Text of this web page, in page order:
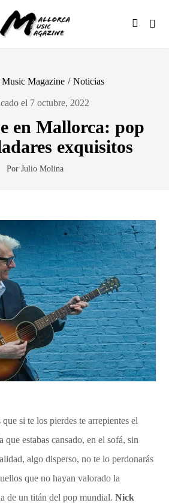
Magazine / Noticias
el 7 octubre, 2022
en Mallorca: pop
exquisitos
Por Julio Molina
si te los pierdes te arrepientes el
que estabas cansado, en el sofá, sin
algo disperso, no te lo perdonarás
que no hayan valorado la
de un titán del pop mundial.Nick